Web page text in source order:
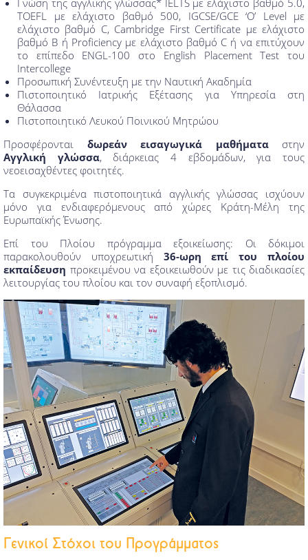
TOEFL με ελάχιστο βαθμό 500, IGCSE/GCE ‘O’ Level με
ελάχιστο βαθμό C, Cambridge First Certificate με ελάχιστο
βαθμό Β ή Proficiency με ελάχιστο βαθμό C ή να επιτύχουν
το επίπεδο ENGL-100 στο English Placement Test του
Intercollege
Προσωπική Συνέντευξη με την Ναυτική Ακαδημία
Πιστοποιητικό Ιατρικής Εξέτασης για Υπηρεσία στη
Θάλασσα
Πιστοποιητικό Λευκού Ποινικού Μητρώου
Προσφέρονται δωρεάν εισαγωγικά μαθήματαστην
Αγγλική γλώσσα, διάρκειας 4 εβδομάδων, για τους
νεοεισαχθέντες φοιτητές.
Τα συγκεκριμένα πιστοποιητικά αγγλικής γλώσσας ισχύουν
μόνο για ενδιαφερόμενους από χώρες Κράτη-Μέλη της
Ευρωπαϊκής Ένωσης.
Επί του Πλοίου πρόγραμμα εξοικείωσης: Οι δόκιμοι
παρακολουθούν υποχρεωτική 36-ωρη επί του πλοίου
εκπαίδευση προκειμένου να εξοικειωθούν με τις διαδικασίες
λειτουργίας του πλοίου και τον συναφή εξοπλισμό.
Γενικοί Στόχοι του Προγράμματος